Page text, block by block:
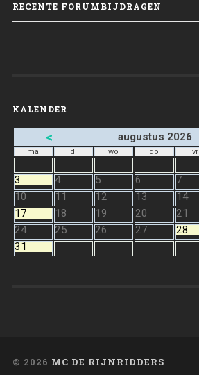
RECENTE FORUMBIJDRAGEN
KALENDER
< augustus 2026
ma di wo do vr
3
4 5 6 7
10
11 12 13 14
17
18 19 20 21
24
25 26 27 28
31
© 2026 MC DE RIJNRIDDERS